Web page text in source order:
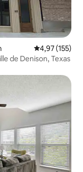
Évaluation
4,97 (155)
de Denison, Texas